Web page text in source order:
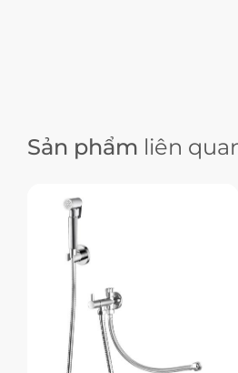
Sản phẩm liên